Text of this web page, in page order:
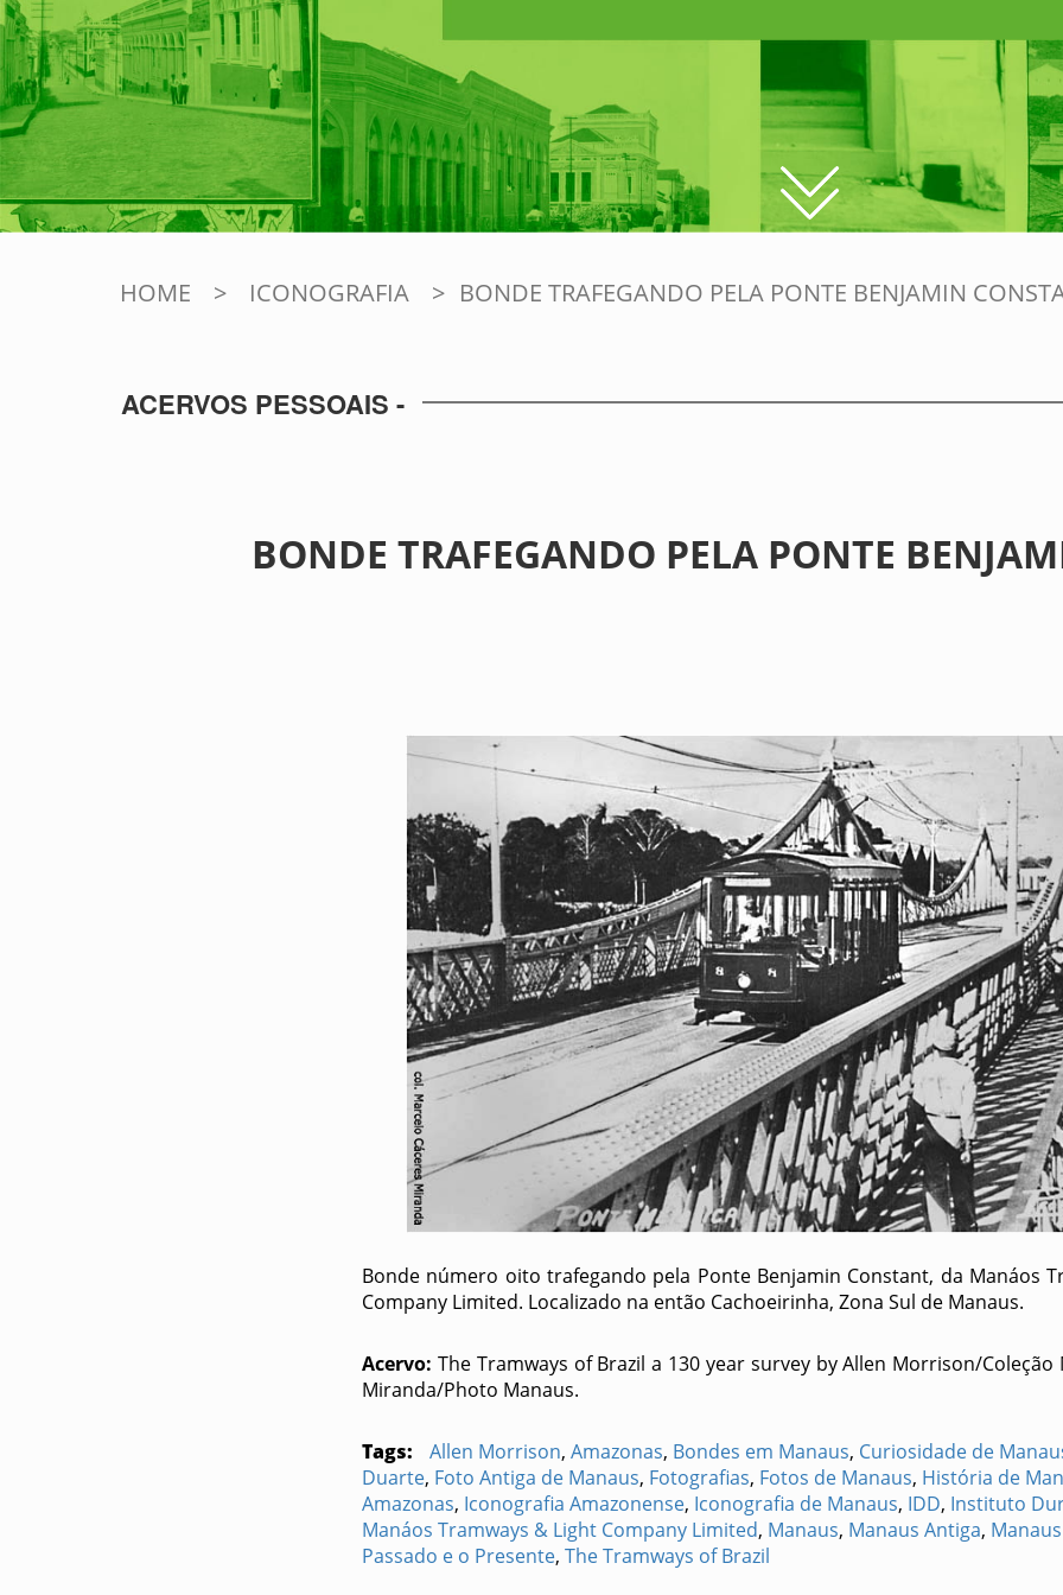
HOME > ICONOGRAFIA > BONDE TRAFEGANDO PELA PONTE BENJAMIN
ACERVOS PESSOAIS -
BONDE TRAFEGANDO PELA PONTE
Bonde número oito trafegando pela Ponte Benjamin Constant, da Manáos
Company Limited. Localizado na então Cachoeirinha, Zona Sul de Manaus.
Acervo: The Tramways of Brazil a 130 year survey by Allen Morrison/Coleção
Miranda/Photo Manaus.
Tags: Allen Morrison, Amazonas, Bondes em Manaus, Curiosidade de
Duarte, Foto Antiga de Manaus, Fotografias, Fotos de Manaus, História de
Amazonas, Iconografia Amazonense, Iconografia de Manaus, IDD, Instituto
Manáos Tramways & Light Company Limited, Manaus, Manaus Antiga,
Passado e o Presente, The Tramways of Brazil